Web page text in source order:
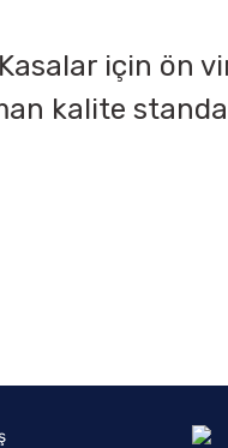
Kasalar için
kalite